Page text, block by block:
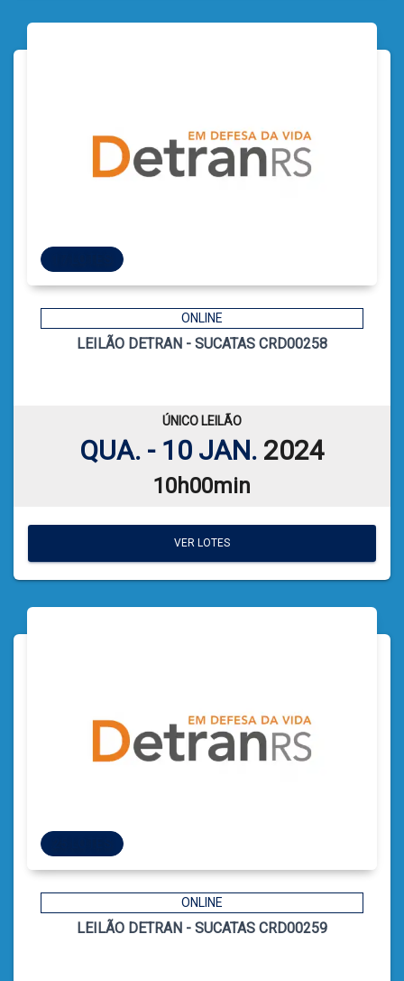
ONLINE
LEILÃO DETRAN - SUCATAS CRD00258
ÚNICO LEILÃO
QUA. - 10 JAN. 2024
10h00min
VER LOTES
CÓDIGO
4
VER PLANILHA DE LEILÃO
VER LOTES
ONLINE
LEILÃO DETRAN - SUCATAS CRD00259
CÓDIGO
5